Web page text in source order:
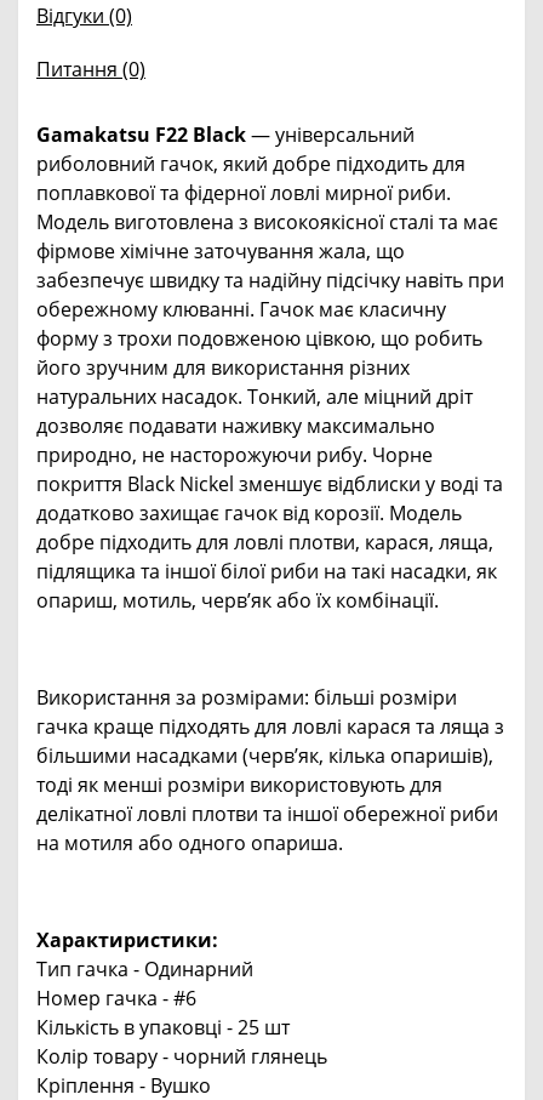
Відгуки (0)
Питання (0)
Gamakatsu F22 Black— універсальний
риболовний гачок, який добре підходить для
поплавкової та фідерної ловлі мирної риби.
Модель виготовлена з високоякісної сталі та має
фірмове хімічне заточування жала, що
забезпечує швидку та надійну підсічку навіть при
обережному клюванні. Гачок має класичну
форму з трохи подовженою цівкою, що робить
його зручним для використання різних
натуральних насадок. Тонкий, але міцний дріт
дозволяє подавати наживку максимально
природно, не насторожуючи рибу. Чорне
покриття Black Nickel зменшує відблиски у воді та
додатково захищає гачок від корозії. Модель
добре підходить для ловлі плотви, карася, ляща,
підлящика та іншої білої риби на такі насадки, як
опариш, мотиль, черв’як або їх комбінації.
Використання за розмірами: більші розміри
гачка краще підходять для ловлі карася та ляща з
більшими насадками (черв’як, кілька опаришів),
тоді як менші розміри використовують для
делікатної ловлі плотви та іншої обережної риби
на мотиля або одного опариша.
Характиристики:
Тип гачка - Одинарний
Номер гачка - #6
Кількість в упаковці - 25 шт
Колір товару - чорний глянець
Кріплення - Вушко